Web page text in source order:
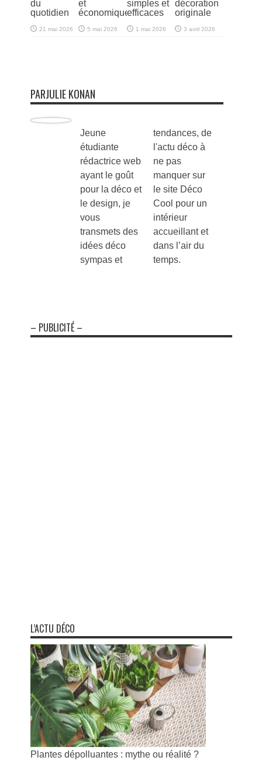
du
quotidien
21 mai 2026
et
économiques
5 mai 2026
simples et
efficaces
1 mai 2026
décoration
originale
3 avril 2026
PARJULIE KONAN
Jeune
étudiante
rédactrice web
ayant le goût
pour la déco et
le design, je
vous
transmets des
idées déco
sympas et
tendances, de
l'actu déco à
ne pas
manquer sur
le site Déco
Cool pour un
intérieur
accueillant et
dans l’air du
temps.
– PUBLICITÉ –
L’ACTU DÉCO
Plantes dépolluantes : mythe ou réalité ?